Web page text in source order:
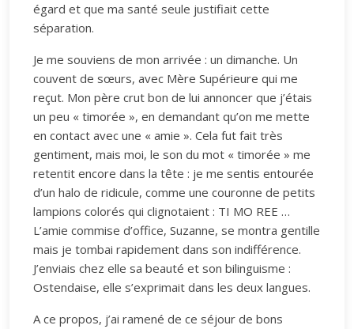
égard et que ma santé seule justifiait cette
séparation.
Je me souviens de mon arrivée : un dimanche. Un
couvent de sœurs, avec Mère Supérieure qui me
reçut. Mon père crut bon de lui annoncer que j’étais
un peu « timorée », en demandant qu’on me mette
en contact avec une « amie ». Cela fut fait très
gentiment, mais moi, le son du mot « timorée » me
retentit encore dans la tête : je me sentis entourée
d’un halo de ridicule, comme une couronne de petits
lampions colorés qui clignotaient : TI MO REE …
L’amie commise d’office, Suzanne, se montra gentille
mais je tombai rapidement dans son indifférence.
J’enviais chez elle sa beauté et son bilinguisme :
Ostendaise, elle s’exprimait dans les deux langues.
A ce propos, j’ai ramené de ce séjour de bons